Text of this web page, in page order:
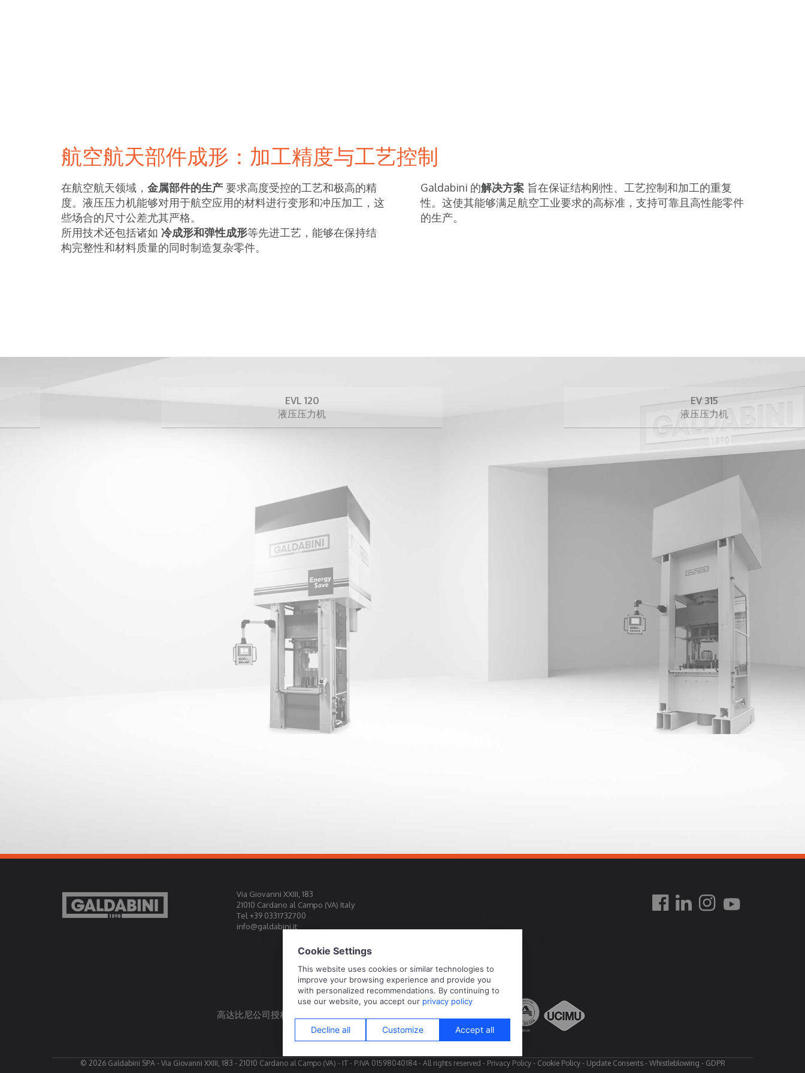
航空航天部件成形：加工精度与工艺控制
在航空航天领域， 金属部件的生产 要求高度受控的工艺和极高的精
度。液压压力机能够对用于航空应用的材料进行变形和冲压加工，这
些场合的尺寸公差尤其严格。
所用技术还包括诸如 冷成形和弹性成形等先进工艺，能够在保持结
构完整性和材料质量的同时制造复杂零件。
Galdabini 的解决方案 旨在保证结构刚性、工艺控制和加工的重复
性。这使其能够满足航空工业要求的高标准，支持可靠且高性能零件
的生产。
Via Giovanni XXIII, 183
21010 Cardano al Campo (VA) Italy
Tel +39 0331732700
info@galdabini.it
高达比尼公司授权为官方标定中心EA, IAF, ILAC
© 2026 Galdabini SPA - Via Giovanni XXIII, 183 - 21010 Cardano al Campo (VA) - IT - P.IVA 01598040184 - All rights reserved - Privacy Policy- Cookie Policy- Update Consents- Whistleblowing - GDPR